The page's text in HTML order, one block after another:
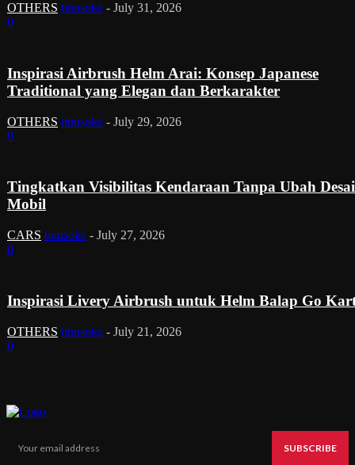
OTHERS tinusoke - July 31, 2026
0
Inspirasi Airbrush Helm Arai: Konsep Japanese
Traditional yang Elegan dan Berkarakter
OTHERS tinusoke - July 29, 2026
0
Tingkatkan Visibilitas Kendaraan Tanpa Ubah
Mobil
CARS tinusoke - July 27, 2026
0
Inspirasi Livery Airbrush untuk Helm Balap Go
OTHERS tinusoke - July 21, 2026
0
SUBSCRIBE